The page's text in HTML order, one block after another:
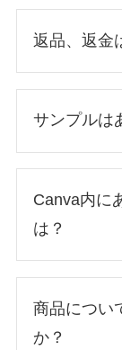
返品、返金
サンプルは
Canva内に
は？
同じデ
の豊富さ
商品につい
か？